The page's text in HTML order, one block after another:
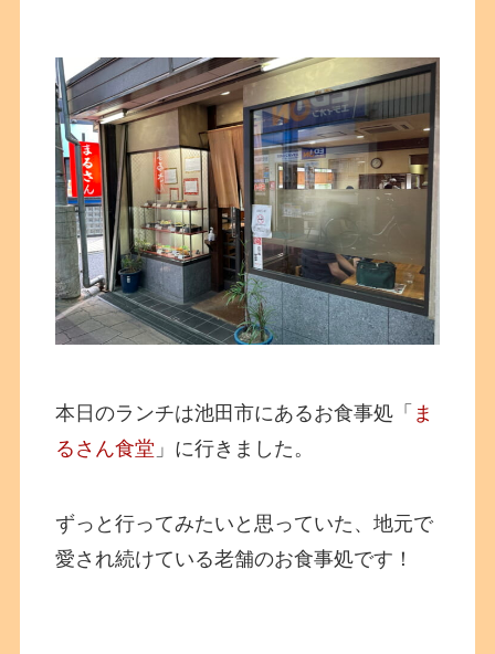
本日のランチは池田市にあるお食事処「 ま
るさん食堂 」に行きました。
ずっと行ってみたいと思っていた、地元で
愛され続けている老舗のお食事処です！